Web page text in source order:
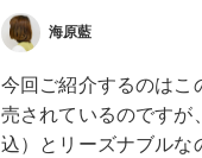
海原藍
今回ご紹介するのはこ
売されているのです
込）とリーズナブルな